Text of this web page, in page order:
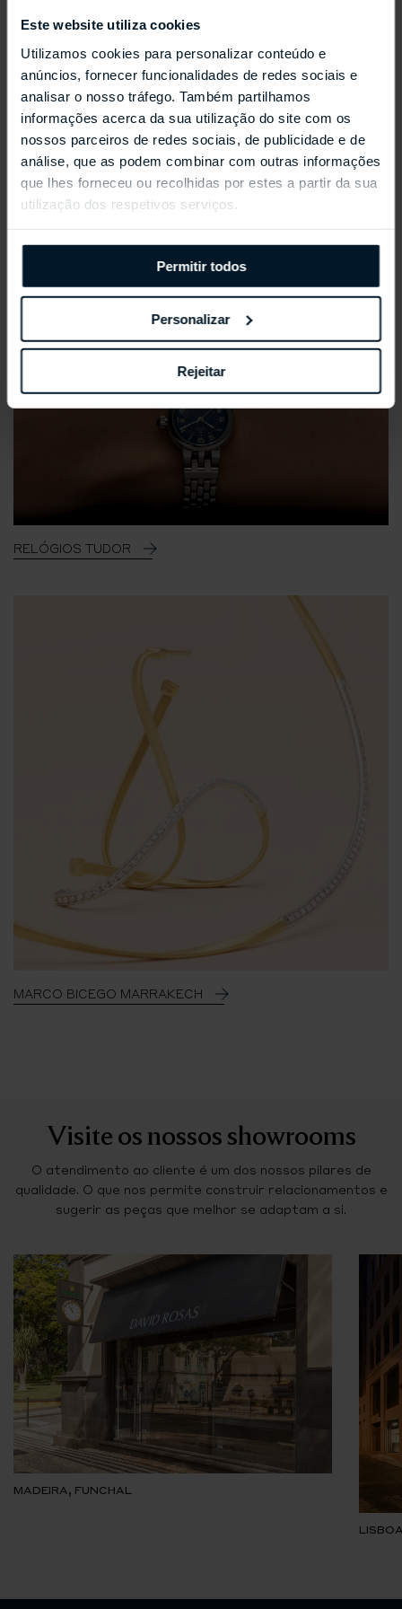
Este website utiliza cookies
Utilizamos cookies para personalizar conteúdo e
anúncios, fornecer funcionalidades de redes sociais e
analisar o nosso tráfego. Também partilhamos
informações acerca da sua utilização do site com os
nossos parceiros de redes sociais, de publicidade e de
análise, que as podem combinar com outras informações
que lhes forneceu ou recolhidas por estes a partir da sua
utilização dos respetivos serviços.
Permitir todos
Personalizar
Rejeitar
REPOSSI ANTIFER
RELÓGIOS TUDOR
MARCO BICEGO MARRAKECH
Visite os nossos showrooms
O atendimento ao cliente é um dos nossos pilares de
qualidade. O que nos permite construir relacionamentos e
sugerir as peças que melhor se adaptam a si.
MADEIRA, FUNCHAL